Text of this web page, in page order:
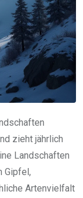
zieht jährlich
Landschaften
Gipfel,
Artenvielfalt